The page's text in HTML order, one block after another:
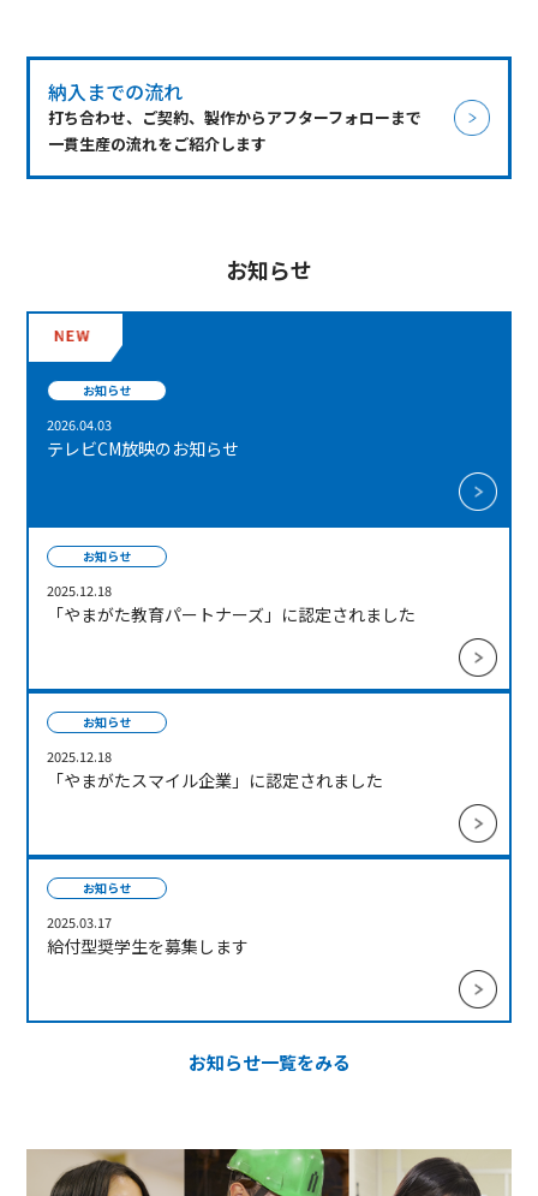
納入までの流れ
打ち合わせ、ご契約、製作からアフターフォローまで
一貫生産の流れをご紹介します
お知らせ
お知らせ
2026.04.03
テレビCM放映のお知らせ
お知らせ
2025.12.18
「やまがた教育パートナーズ」に認定されました
お知らせ
2025.12.18
「やまがたスマイル企業」に認定されました
お知らせ
2025.03.17
給付型奨学生を募集します
お知らせ一覧をみる